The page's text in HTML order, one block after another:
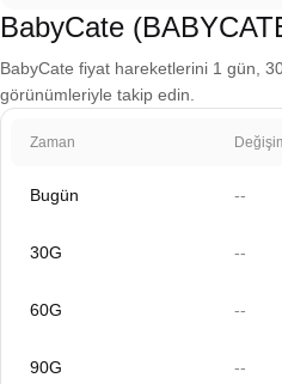
BabyCate
BabyCate fiyat hareketlerini 1 gün,
görünümleriyle takip edin.
Zaman
Bugün --
30G --
60G --
90G --